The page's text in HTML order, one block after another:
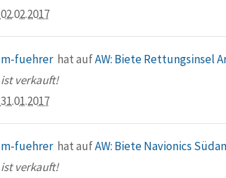
02.02.2017
m-fuehrer hat aufAW: Biete Rettungsinsel
ist verkauft!
31.01.2017
m-fuehrer hat aufAW: Biete Navionics
ist verkauft!